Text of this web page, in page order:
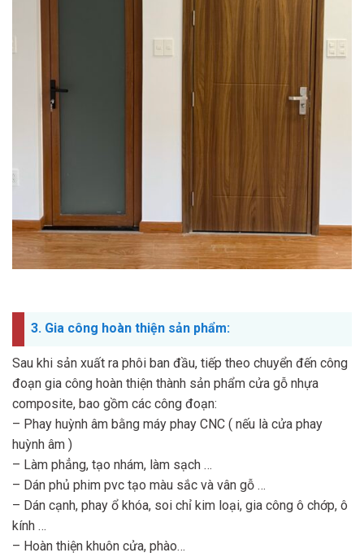
3. Gia công hoàn thiện sản phẩm:
Sau khi sản xuất ra phôi ban đầu, tiếp theo chuyển đến công
đoạn gia công hoàn thiện thành sản phẩm cửa gỗ nhựa
composite, bao gồm các công đoạn:
– Phay huỳnh âm bằng máy phay CNC ( nếu là cửa phay
huỳnh âm )
– Làm phẳng, tạo nhám, làm sạch …
– Dán phủ phim pvc tạo màu sắc và vân gỗ …
– Dán cạnh, phay ổ khóa, soi chỉ kim loại, gia công ô chớp, ô
kính …
– Hoàn thiện khuôn cửa, phào…